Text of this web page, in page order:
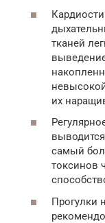
тканей
их
самый
токсинов
Прогулки